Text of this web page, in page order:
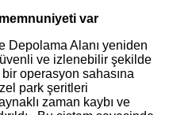
var
Depolama Alanı yeniden
ve izlenebilir şekilde
operasyon sahasına
park şeritleri
zaman kaybı ve